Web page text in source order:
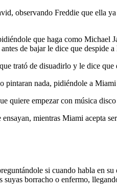
observando Freddie que ella
que haga como Michael
de bajar le dice que despide
trató de disuadirlo y le dice que
pintaran nada, pidiéndole a
quiere empezar con música
mientras Miami acepta
si cuando habla en
borracho o enfermo,